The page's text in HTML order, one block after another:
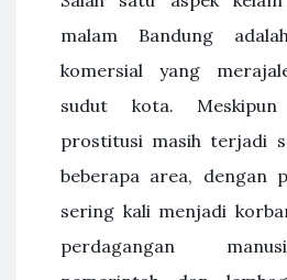
malam Bandung
komersial yang
sudut kota.
prostitusi masih terjadi
beberapa area, dengan
sering kali menjadi
perdagangan